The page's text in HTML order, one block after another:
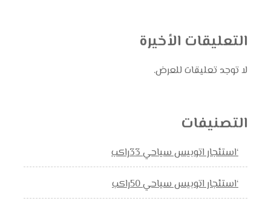
التعليقات الأخيرة
لا توجد تعليقات للعرض.
التصنيفات
‘استئجار اتوبيس سياحي 33راكب
‘استئجار اتوبيس سياحي 50راكب